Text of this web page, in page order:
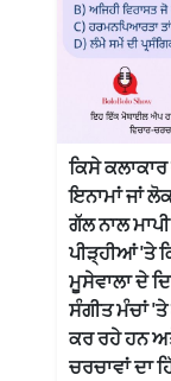
ਕਿਸੇ
ਇਨਾਮਾਂ ਜਾਂ
ਗੱਲ ਨਾਲ
ਪੀੜ੍ਹੀਆਂ 'ਤੇ
ਮੂਸੇਵਾਲਾ ਦੇ
ਸੰਗੀਤ ਮੰਚਾਂ
ਕਰ ਰਹੇ ਹਨ
ਚਰਚਾਵਾਂ ਦਾ